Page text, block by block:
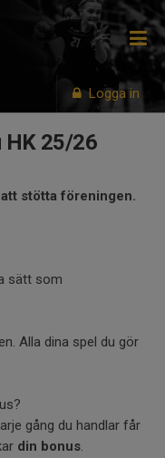
Logga in
HK 25/26
stötta föreningen.
sätt som
Alla dina spel du gör
gång du handlar får
din bonus.